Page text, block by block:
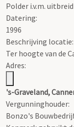
Polder i.v.m.
Datering:
1996
Beschrijving locatie:
Ter hoogte van de
Adres:
's-Graveland,
Vergunninghouder:
Bonzo's Bouwbedrijf